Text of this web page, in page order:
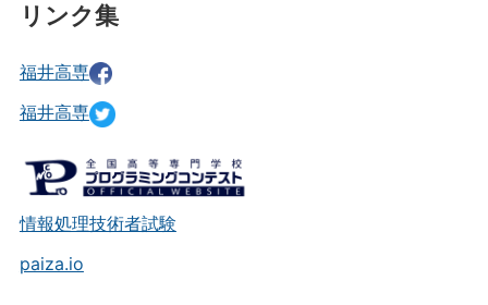
リンク集
福井高専
福井高専
情報処理技術者試験
paiza.io